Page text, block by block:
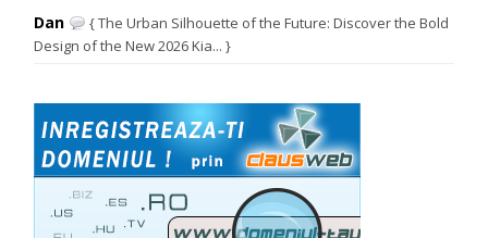
Dan
{ The Urban Silhouette of the Future: Discover the Bold
Design of the New 2026 Kia... }